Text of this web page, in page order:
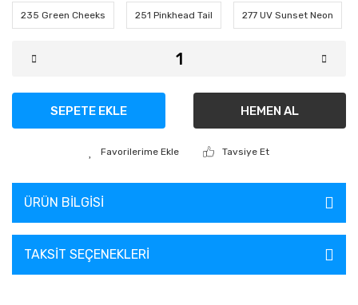
235 Green Cheeks 251 Pinkhead Tail 277 UV Sunset Neon
SEPETE EKLE HEMEN AL
Tavsiye Et
ÜRÜN BILGISI
TAKSIT SEÇENEKLERI